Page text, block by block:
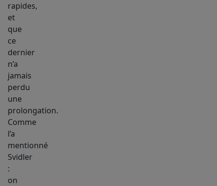
rapides,
et
que
ce
dernier
n’a
jamais
perdu
une
prolongation.
Comme
l’a
mentionné
Svidler
:
on